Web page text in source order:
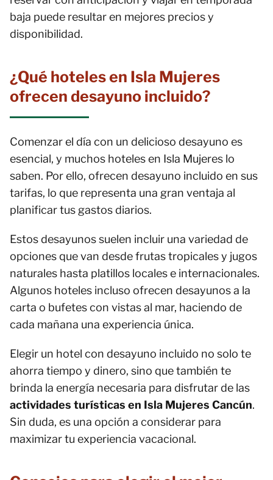
baja puede resultar en mejores precios y
disponibilidad.
¿Qué hoteles en Isla Mujeres
ofrecen desayuno incluido?
Comenzar el día con un delicioso desayuno es
esencial, y muchos hoteles en Isla Mujeres lo
saben. Por ello, ofrecen desayuno incluido en sus
tarifas, lo que representa una gran ventaja al
planificar tus gastos diarios.
Estos desayunos suelen incluir una variedad de
opciones que van desde frutas tropicales y jugos
naturales hasta platillos locales e internacionales.
Algunos hoteles incluso ofrecen desayunos a la
carta o bufetes con vistas al mar, haciendo de
cada mañana una experiencia única.
Elegir un hotel con desayuno incluido no solo te
ahorra tiempo y dinero, sino que también te
brinda la energía necesaria para disfrutar de las
actividades turísticas en Isla Mujeres Cancún.
Sin duda, es una opción a considerar para
maximizar tu experiencia vacacional.